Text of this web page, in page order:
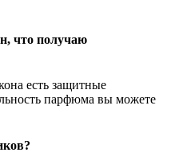
что получаю
есть защитные
парфюма вы можете